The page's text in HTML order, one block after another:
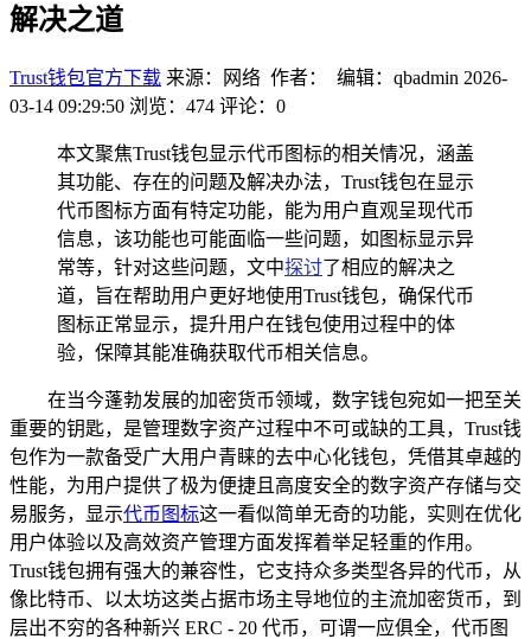
解决之道
Trust钱包官方下载 来源：网络 作者： 编辑：qbadmin 2026-
03-14 09:29:50 浏览：474 评论：0
本文聚焦Trust钱包显示代币图标的相关情况，涵盖
其功能、存在的问题及解决办法，Trust钱包在显示
代币图标方面有特定功能，能为用户直观呈现代币
信息，该功能也可能面临一些问题，如图标显示异
常等，针对这些问题，文中探讨了相应的解决之
道，旨在帮助用户更好地使用Trust钱包，确保代币
图标正常显示，提升用户在钱包使用过程中的体
验，保障其能准确获取代币相关信息。
在当今蓬勃发展的加密货币领域，数字钱包宛如一把至关
重要的钥匙，是管理数字资产过程中不可或缺的工具，Trust钱
包作为一款备受广大用户青睐的去中心化钱包，凭借其卓越的
性能，为用户提供了极为便捷且高度安全的数字资产存储与交
易服务，显示代币图标这一看似简单无奇的功能，实则在优化
用户体验以及高效资产管理方面发挥着举足轻重的作用。
Trust钱包拥有强大的兼容性，它支持众多类型各异的代币，从
像比特币、以太坊这类占据市场主导地位的主流加密货币，到
层出不穷的各种新兴 ERC - 20 代币，可谓一应俱全，代币图